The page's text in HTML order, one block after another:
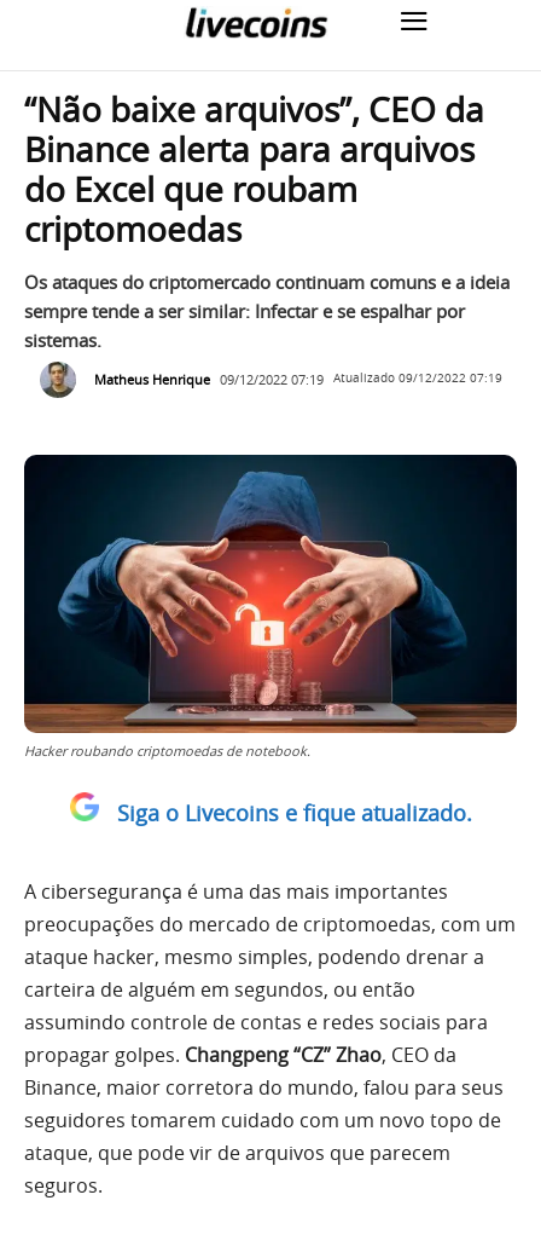
“Não baixe arquivos”, CEO da
Binance alerta para arquivos
do Excel que roubam
criptomoedas
Os ataques do criptomercado continuam comuns e a ideia
sempre tende a ser similar: Infectar e se espalhar por
sistemas.
Matheus Henrique 09/12/2022 07:19 Atualizado 09/12/2022 07:19
Hacker roubando criptomoedas de notebook.
Siga o Livecoins e fique atualizado.
A cibersegurança é uma das mais importantes
preocupações do mercado de criptomoedas, com um
ataque hacker, mesmo simples, podendo drenar a
carteira de alguém em segundos, ou então
assumindo controle de contas e redes sociais para
propagar golpes. Changpeng “CZ” Zhao, CEO da
Binance, maior corretora do mundo, falou para seus
seguidores tomarem cuidado com um novo topo de
ataque, que pode vir de arquivos que parecem
seguros.